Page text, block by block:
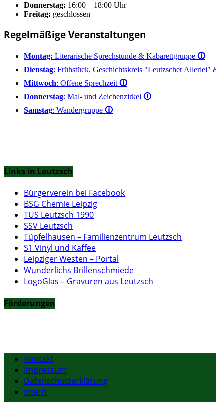
Donnerstag: 16:00 – 18:00 Uhr
Freitag: geschlossen
Regelmäßige Veranstaltungen
Montag: Literarische Sprechstunde & Kabarettgruppe 🛈
Dienstag: Frühstück, Geschichtskreis "Leutzscher Allerlei"
Mittwoch: Offene Sprechzeit 🛈
Donnerstag: Mal- und Zeichenzirkel 🛈
Samstag: Wandergruppe 🛈
Links in Leutzsch
Bürgerverein bei Facebook
BSG Chemie Leipzig
TUS Leutzsch 1990
SSV Leutzsch
Tüpfelhausen – Familienzentrum Leutzsch
S1 Vinyl und Kaffee
Leipziger Westen – Portal
Wunderlichs Brillenschmiede
LogoGlas – Gravuren aus Leutzsch
Förderungen
Kontakt
Impressum
Datenschutzerklärung
Intern